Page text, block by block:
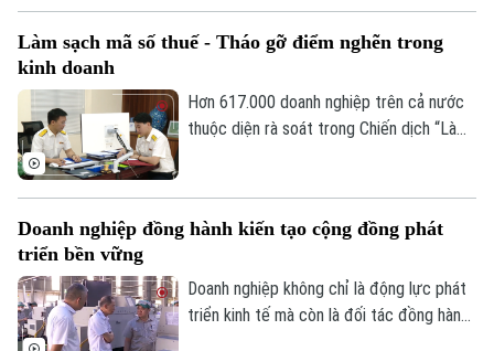
Chuyên mục
Thời sự
Hà Nội
Chính trị
Hà Nội
Làm sạch mã số thuế - Tháo gỡ điểm nghẽn trong
kinh doanh
Hơn 617.000 doanh nghiệp trên cả nước
thuộc diện rà soát trong Chiến dịch “Làm
ngành, nhằm xử lý hồ sơ tồn đọng, ngăn
nhân để vi phạm pháp luật.
Doanh nghiệp đồng hành kiến tạo cộng đồng phát
triển bền vững
Doanh nghiệp không chỉ là động lực phát
triển kinh tế mà còn là đối tác đồng hành